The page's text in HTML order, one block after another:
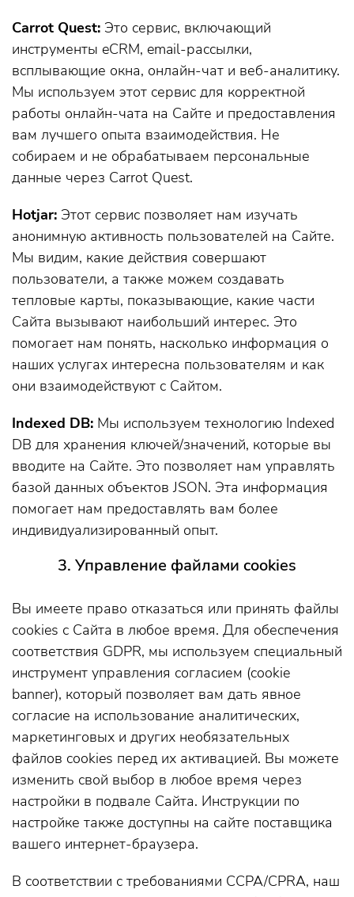
Carrot Quest: Это сервис, включающий
инструменты eCRM, email-рассылки,
всплывающие окна, онлайн-чат и веб-аналитику.
Мы используем этот сервис для корректной
работы онлайн-чата на Сайте и предоставления
вам лучшего опыта взаимодействия. Не
собираем и не обрабатываем персональные
данные через Carrot Quest.
Hotjar: Этот сервис позволяет нам изучать
анонимную активность пользователей на Сайте.
Мы видим, какие действия совершают
пользователи, а также можем создавать
тепловые карты, показывающие, какие части
Сайта вызывают наибольший интерес. Это
помогает нам понять, насколько информация о
наших услугах интересна пользователям и как
они взаимодействуют с Сайтом.
Indexed DB: Мы используем технологию Indexed
DB для хранения ключей/значений, которые вы
вводите на Сайте. Это позволяет нам управлять
базой данных объектов JSON. Эта информация
помогает нам предоставлять вам более
индивидуализированный опыт.
3. Управление файлами cookies
Вы имеете право отказаться или принять файлы
cookies с Сайта в любое время. Для обеспечения
соответствия GDPR, мы используем специальный
инструмент управления согласием (cookie
banner), который позволяет вам дать явное
согласие на использование аналитических,
маркетинговых и других необязательных
файлов cookies перед их активацией. Вы можете
изменить свой выбор в любое время через
настройки в подвале Сайта. Инструкции по
настройке также доступны на сайте поставщика
вашего интернет-браузера.
В соответствии с требованиями CCPA/CPRA, наш